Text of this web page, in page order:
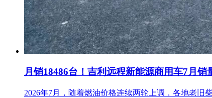
信用信息查询截止时点：资格审查结束前。
信用信息查询记录和证据留存的方式：由采购人在资格
记。信用查询记录（网页截屏和《政府采购信用信息查
信用信息的使用规则：采购人对供应商信用记录进行甄
（二）监督单位电话：（0527）84355717
八、对本次招标提出询问，请按以下方式联系。
月销18486台！吉利远程新能源商用车7月销
2026年7月，随着燃油价格连续两轮上调，各地老